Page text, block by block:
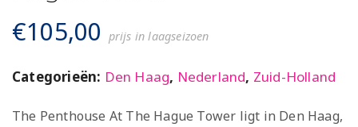
€105,00 prijs in laagseizoen
Categorieën: Den Haag, Nederland, Zuid-Holland
The Penthouse At The Hague Tower ligt in Den Haag,